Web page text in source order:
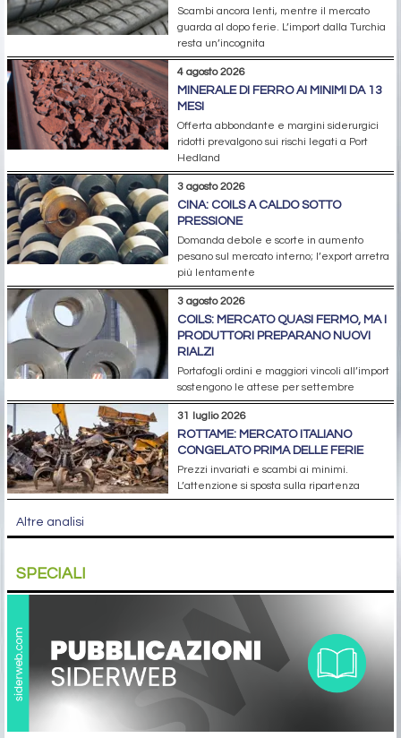
Scambi ancora lenti, mentre il mercato
guarda al dopo ferie. L’import dalla Turchia
resta un’incognita
4 agosto 2026
MINERALE DI FERRO AI MINIMI DA 13
MESI
Offerta abbondante e margini siderurgici
ridotti prevalgono sui rischi legati a Port
Hedland
3 agosto 2026
CINA: COILS A CALDO SOTTO
PRESSIONE
Domanda debole e scorte in aumento
pesano sul mercato interno; l’export arretra
più lentamente
3 agosto 2026
COILS: MERCATO QUASI FERMO, MA I
PRODUTTORI PREPARANO NUOVI
RIALZI
Portafogli ordini e maggiori vincoli all’import
sostengono le attese per settembre
31 luglio 2026
ROTTAME: MERCATO ITALIANO
CONGELATO PRIMA DELLE FERIE
Prezzi invariati e scambi ai minimi.
L’attenzione si sposta sulla ripartenza
Altre analisi
SPECIALI